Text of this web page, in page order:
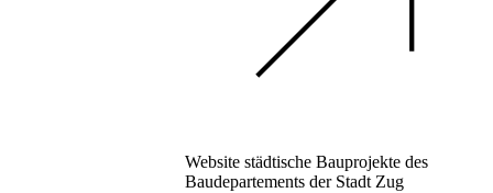
Website städtische Bauprojekte des
Baudepartements der Stadt Zug